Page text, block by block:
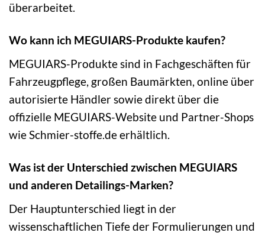
überarbeitet.
Wo kann ich MEGUIARS-Produkte kaufen?
MEGUIARS-Produkte sind in Fachgeschäften für
Fahrzeugpflege, großen Baumärkten, online über
autorisierte Händler sowie direkt über die
offizielle MEGUIARS-Website und Partner-Shops
wie Schmier-stoffe.de erhältlich.
Was ist der Unterschied zwischen MEGUIARS
und anderen Detailings-Marken?
Der Hauptunterschied liegt in der
wissenschaftlichen Tiefe der Formulierungen und